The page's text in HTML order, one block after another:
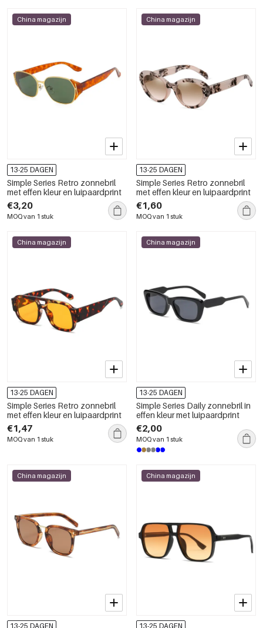
China magazijn
13-25 DAGEN
Simple Series Retro zonnebril
met effen kleur en luipaardprint
€3,20
MOQ van 1 stuk
China magazijn
13-25 DAGEN
Simple Series Retro zonnebril
met effen kleur en luipaardprint
€1,60
MOQ van 1 stuk
China magazijn
13-25 DAGEN
Simple Series Retro zonnebril
met effen kleur en luipaardprint
€1,47
MOQ van 1 stuk
China magazijn
13-25 DAGEN
Simple Series Daily zonnebril in
effen kleur met luipaardprint
€2,00
MOQ van 1 stuk
China magazijn
13-25 DAGEN
China magazijn
13-25 DAGEN